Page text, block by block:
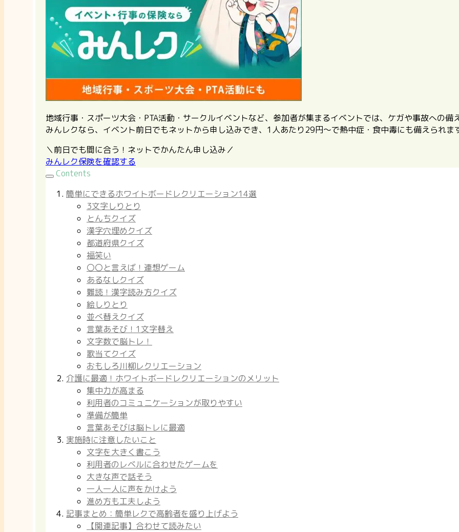
地域行事・スポーツ大会・PTA活動・サークルイベントなど、参加者が集まるイベントでは、ケガや事故への備
みんレクなら、イベント前日でもネットから申し込みでき、1人あたり29円〜で熱中症・食中毒にも備えられま
＼前日でも間に合う！ネットでかんたん申し込み／
みんレク保険を確認する
Contents
簡単にできるホワイトボードレクリエーション14選
3文字しりとり
とんちクイズ
漢字穴埋めクイズ
都道府県クイズ
福笑い
〇〇と言えば！連想ゲーム
あるなしクイズ
難読！漢字読み方クイズ
絵しりとり
並べ替えクイズ
言葉あそび！1文字替え
文字数で脳トレ！
歌当てクイズ
おもしろ川柳レクリエーション
介護に最適！ホワイトボードレクリエーションのメリット
集中力が高まる
利用者のコミュニケーションが取りやすい
準備が簡単
言葉あそびは脳トレに最適
実施時に注意したいこと
文字を大きく書こう
利用者のレベルに合わせたゲームを
大きな声で話そう
一人一人に声をかけよう
進め方も工夫しよう
記事まとめ：簡単レクで高齢者を盛り上げよう
【関連記事】合わせて読みたい